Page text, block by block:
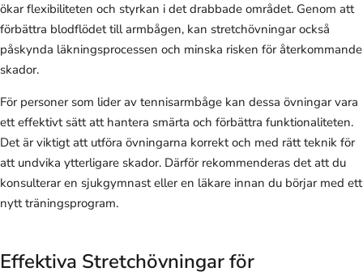
ökar flexibiliteten och styrkan i det drabbade området. Genom att
förbättra blodflödet till armbågen, kan stretchövningar också
påskynda läkningsprocessen och minska risken för återkommande
skador.
För personer som lider av tennisarmbåge kan dessa övningar vara
ett effektivt sätt att hantera smärta och förbättra funktionaliteten.
Det är viktigt att utföra övningarna korrekt och med rätt teknik för
att undvika ytterligare skador. Därför rekommenderas det att du
konsulterar en sjukgymnast eller en läkare innan du börjar med ett
nytt träningsprogram.
Effektiva Stretchövningar för